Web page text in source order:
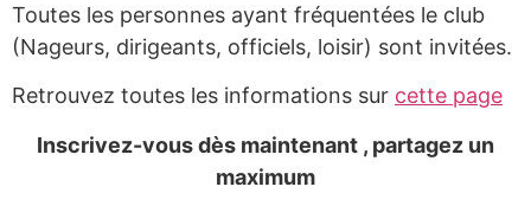
Toutes les personnes ayant fréquentées le club
(Nageurs, dirigeants, officiels, loisir) sont invitées.
Retrouvez toutes les informations sur cette page
Inscrivez-vous dès maintenant , partagez un
maximum